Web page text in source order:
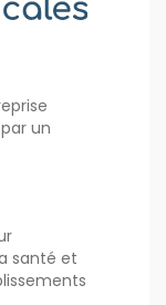
un
santé et